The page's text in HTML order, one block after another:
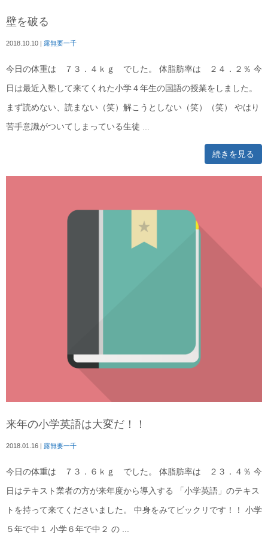
壁を破る
2018.10.10 露無要一千
今日の体重は ７３．４ｋｇ でした。 体脂肪率は ２４．２％ 今
日は最近入塾して来てくれた小学４年生の国語の授業をしました。
まず読めない、読まない（笑）解こうとしない（笑）（笑） やはり
苦手意識がついてしまっている生徒 ...
続きを見る
来年の小学英語は大変だ！！
2018.01.16 | 露無要一千
今日の体重は ７３．６ｋｇ でした。 体脂肪率は ２３．４％ 今
日はテキスト業者の方が来年度から導入する 「小学英語」のテキス
トを持って来てくださいました。 中身をみてビックリです！！ 小学
５年で中１ 小学６年で中２ の ...